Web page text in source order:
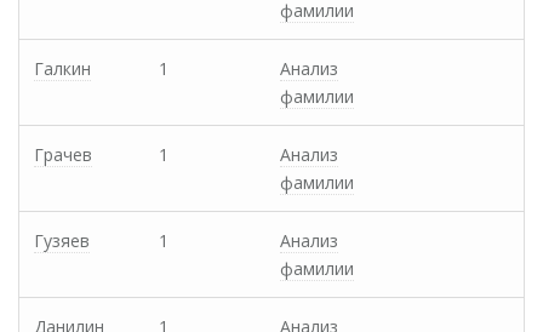
фамилии
Галкин 1
Анализ
фамилии
Грачев 1
Анализ
фамилии
Гузяев 1
Анализ
фамилии
Данилин 1
Анализ